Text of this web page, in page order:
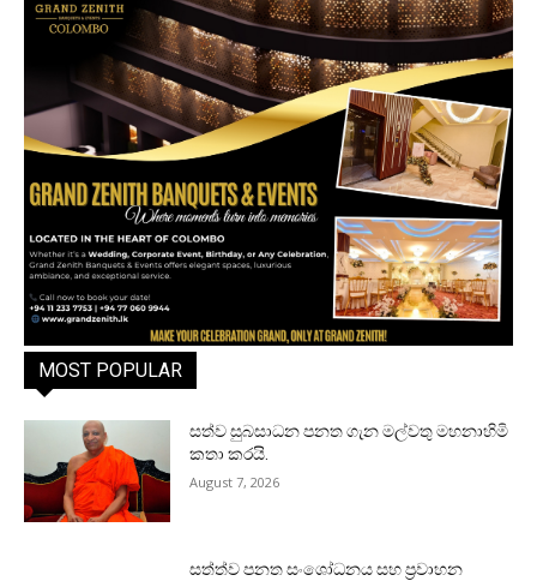
MOST POPULAR
සත්ව සුබසාධන පනත ගැන මල්වතු මහනාහිමි
කතා කරයි.
August 7, 2026
සත්ත්ව පනත සංශෝධනය සහ ප්‍රවාහන